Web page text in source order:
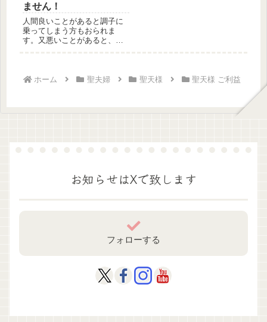
ません！
人間良いことがあると調子に
乗ってしまう方もおられま
す。又悪いことがあると、こ
ホーム 聖夫婦 聖天様 聖天様 ご利益
お知らせはXで致します
フォローする